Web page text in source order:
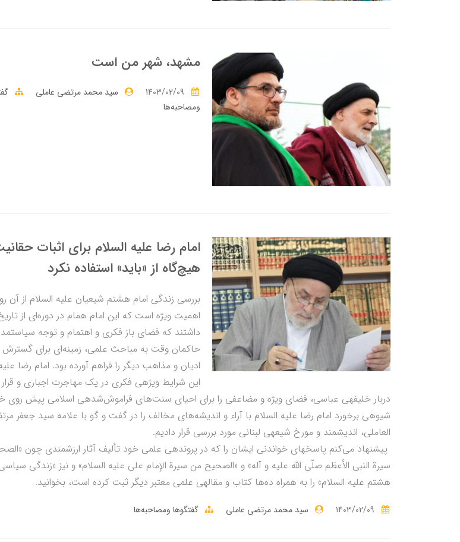
مشهد، شهر من است
سید محمد مرتضی عاملی
ومصاحبه‌ها
امام رضا عليه السلام براى اثبات
هيچ‌گاه از «بايد» استفاده نکرد
بررسی زندگی امام هشتم شیعیان علیه السلام از آن رو
اهمیت ویژه است که این امام همام در دوره‌ای از تاریخ
داشتند که فضای باز فکری و اهتمام و توجه
حاکمان وقت به مباحث علمی، زمینه‌ای برای
ادیان و مذاهب دیگر را فراهم آورده بود. امام رضا
این شرایط ویژه­ی فکری در یک مهاجرت اجباری و قرار
دربار خلیفه­ی عباسی، فضای ویژه و مضاعفی را برای احیای سنت‌های فراموش‌‌شده­ی اسلامی پیش روی
شیوه­ی برخورد امام رضا علیه السلام با آراء و اندیشه‌های مخالف را در گفت ‌و گو با علامه سید جعفر
العاملی، اندیشمند و مورخ شیعه­ی لبنانی مورد بررسی قرار دادیم.
پیشنهاد می‌کنم پاسخ­های خواندنی ایشان را که در پرونده­ی علمی خود تألیف آثار ارزشمندی چون
سیرة النبي الأعظم صلّی الله علیه و آله» و «الصحیح من سیرة الإمام علي علیه السلام» و نیز «زندگی
هشتم علیه السلام» را به همراه ده‌ها کتاب و مقاله­ی علمی معتبر دیگر ثبت کرده است، بخوانید.
سید محمد مرتضی عاملی گفتگوها ومصاحبه‌ها